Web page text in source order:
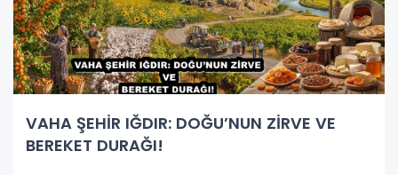
VAHA ŞEHİR IĞDIR: DOĞU’NUN ZİRVE VE
BEREKET DURAĞI!